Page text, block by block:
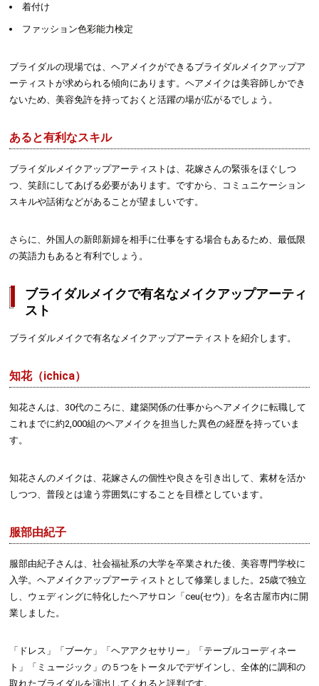
着付け
ファッション色彩能力検定
ブライダルの現場では、ヘアメイクができるブライダルメイクアップア
ーティストが求められる傾向にあります。ヘアメイクは美容師しかでき
ないため、美容免許を持っておくと活躍の場が広がるでしょう。
あると有利なスキル
ブライダルメイクアップアーティストは、花嫁さんの緊張をほぐしつ
つ、笑顔にしてあげる必要があります。ですから、コミュニケーション
スキルや話術などがあることが望ましいです。
さらに、外国人の新郎新婦を相手に仕事をする場合もあるため、最低限
の英語力もあると有利でしょう。
ブライダルメイクで有名なメイクアップアーティ
スト
ブライダルメイクで有名なメイクアップアーティストを紹介します。
知花（ichica）
知花さんは、30代のころに、建築関係の仕事からヘアメイクに転職して
これまでに約2,000組のヘアメイクを担当した異色の経歴を持っていま
す。
知花さんのメイクは、花嫁さんの個性や良さを引き出して、素材を活か
しつつ、普段とは違う雰囲気にすることを目標としています。
服部由紀子
服部由紀子さんは、社会福祉系の大学を卒業された後、美容専門学校に
入学。ヘアメイクアップアーティストとして修業しました。25歳で独立
し、ウェディングに特化したヘアサロン「ceu(セウ)」を名古屋市内に開
業しました。
「ドレス」「ブーケ」「ヘアアクセサリー」「テーブルコーディネー
ト」「ミュージック」の５つをトータルでデザインし、全体的に調和の
取れたブライダルを演出してくれると評判です。